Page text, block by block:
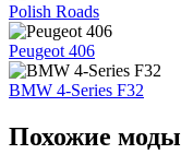
Polish Roads
Peugeot 406
BMW 4-Series F32
Похожие моды